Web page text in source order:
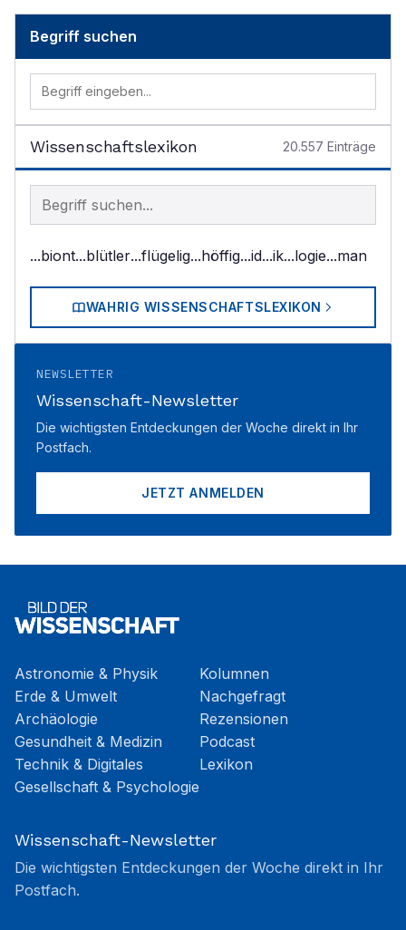
Begriff suchen
Wissenschaftslexikon 20.557 Einträge
Begriff im Lexikon suchen
...biont...blütler...flügelig...höffig...id...ik...logie...man
WAHRIG WISSENSCHAFTSLEXIKON
NEWSLETTER
Wissenschaft-Newsletter
Die wichtigsten Entdeckungen der Woche direkt in Ihr
Postfach.
JETZT ANMELDEN
Astronomie & Physik
Erde & Umwelt
Archäologie
Gesundheit & Medizin
Technik & Digitales
Gesellschaft & Psychologie
Kolumnen
Nachgefragt
Rezensionen
Podcast
Lexikon
Wissenschaft-Newsletter
Die wichtigsten Entdeckungen der Woche direkt in Ihr
Postfach.